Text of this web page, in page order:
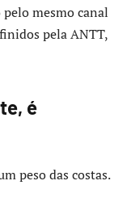
mesmo canal
pela ANTT,
é
peso das costas.